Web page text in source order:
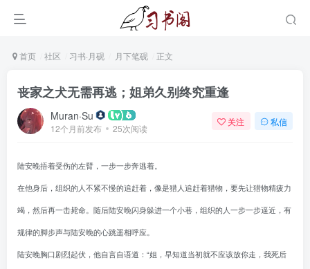
首页 社区 习书·月砚 月下笔砚 正文
丧家之犬无需再逃；姐弟久别终究重逢
Muran·Su
12个月前发布 25次阅读
关注 私信
陆安晚捂着受伤的左臂，一步一步奔逃着。
在他身后，组织的人不紧不慢的追赶着，像是猎人追赶着猎物，要先让猎物精疲力
竭，然后再一击毙命。随后陆安晚闪身躲进一个小巷，组织的人一步一步逼近，有
规律的脚步声与陆安晚的心跳遥相呼应。
陆安晚胸口剧烈起伏，他自言自语道：“姐，早知道当初就不应该放你走，我死后